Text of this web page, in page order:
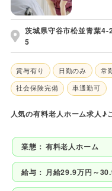
茨城県守谷市松並青葉4-
5
賞与有り 日勤のみ 常
社会保険完備
車通勤可
人気の有料老人ホーム求人
業態： 有料老人ホーム
給与： 月給29.9万円～